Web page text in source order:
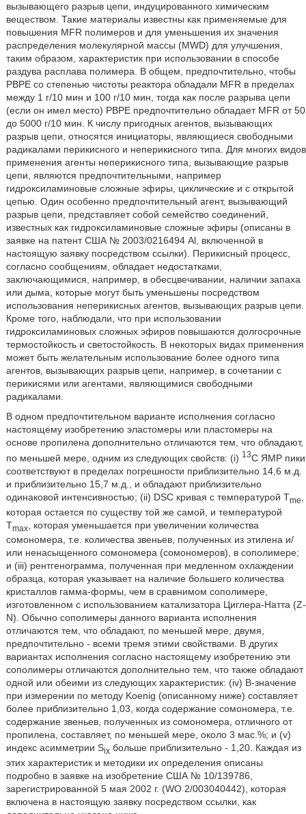
вызывающего разрыв цепи, индуцированного химическим
веществом. Такие материалы известны как применяемые для
повышения MFR полимеров и для уменьшения их значения
распределения молекулярной массы (MWD) для улучшения,
таким образом, характеристик при использовании в способе
раздува расплава полимера. В общем, предпочтительно, чтобы
РВРЕ со степенью чистоты реактора обладали MFR в пределах
между 1 г/10 мин и 100 г/10 мин, тогда как после разрыва цепи
(если он имел место) РВРЕ предпочтительно обладает MFR от 50
до 5000 г/10 мин. К числу пригодных агентов, вызывающих
разрыв цепи, относятся инициаторы, являющиеся свободными
радикалами перикисного и неперикисного типа. Для многих видов
применения агенты неперикисного типа, вызывающие разрыв
цепи, являются предпочтительными, например
гидроксиламиновые сложные эфиры, циклические и с открытой
цепью. Один особенно предпочтительный агент, вызывающий
разрыв цепи, представляет собой семейство соединений,
известных как гидроксиламиновые сложные эфиры (описаны в
заявке на патент США № 2003/0216494 Al, включенной в
настоящую заявку посредством ссылки). Перикисный процесс,
согласно сообщениям, обладает недостатками,
заключающимися, например, в обесцвечивании, наличии запаха
или дыма, которые могут быть уменьшены посредством
использования неперикисных агентов, вызывающих разрыв цепи.
Кроме того, наблюдали, что при использовании
гидроксиламиновых сложных эфиров повышаются долгосрочные
термостойкость и светостойкость. В некоторых видах применения
может быть желательным использование более одного типа
агентов, вызывающих разрыв цепи, например, в сочетании с
перикисями или агентами, являющимися свободными
радикалами.
В одном предпочтительном варианте исполнения согласно
настоящему изобретению эластомеры или пластомеры на
основе пропилена дополнительно отличаются тем, что обладают,
по меньшей мере, одним из следующих свойств: (i) 13C ЯМР пики
соответствуют в пределах погрешности приблизительно 14,6 м.д.
и приблизительно 15,7 м.д., и обладают приблизительно
одинаковой интенсивностью; (ii) DSC кривая с температурой Tme
которая остается по существу той же самой, и температурой
Tmax, которая уменьшается при увеличении количества
сомономера, т.е. количества звеньев, полученных из этилена и/
или ненасыщенного сомономера (сомономеров), в сополимере;
и (iii) рентгенограмма, полученная при медленном охлаждении
образца, которая указывает на наличие большего количества
кристаллов гамма-формы, чем в сравнимом сополимере,
изготовленном с использованием катализатора Циглера-Натта (Z-
N). Обычно сополимеры данного варианта исполнения
отличаются тем, что обладают, по меньшей мере, двумя,
предпочтительно - всеми тремя этими свойствами. В других
вариантах исполнения согласно настоящему изобретению эти
сополимеры отличаются дополнительно тем, что также обладают
одной или обеими из следующих характеристик: (iv) B-значение
при измерении по методу Koenig (описанному ниже) составляет
более приблизительно 1,03, когда содержание сомономера, т.е.
содержание звеньев, полученных из сомономера, отличного от
пропилена, составляет, по меньшей мере, около 3 мас.%; и (v)
индекс асимметрии Sixбольше приблизительно - 1,20. Каждая из
этих характеристик и методики их определения описаны
подробно в заявке на изобретение США № 10/139786,
зарегистрированной 5 мая 2002 г. (WO 2/003040442), которая
включена в настоящую заявку посредством ссылки, как